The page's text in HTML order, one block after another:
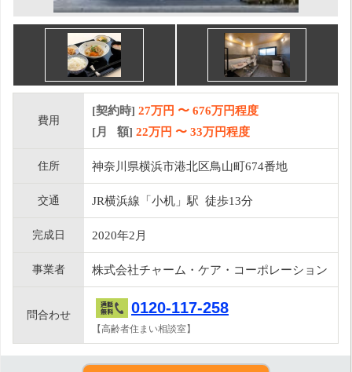
費用
[契約時] 27万円 〜 676万円程度
[月 額] 22万円 〜 33万円程度
住所 神奈川県横浜市港北区鳥山町674番地
交通 JR横浜線「小机」駅 徒歩13分
完成日 2020年2月
事業者 株式会社チャーム・ケア・コーポレーション
問合わせ 0120-117-258
【高齢者住まい相談室】